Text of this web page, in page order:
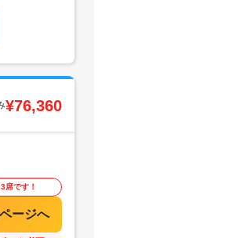
¥76,360
席です！